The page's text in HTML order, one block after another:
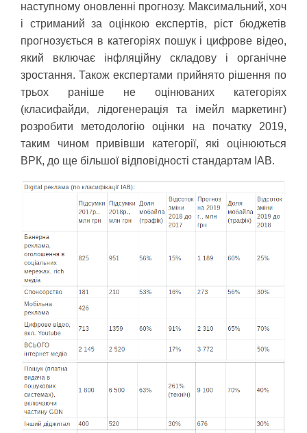
наступному оновленні прогнозу. Максимальний, хоч
і стриманий за оцінкою експертів, ріст бюджетів
прогнозується в категоріях пошук і цифрове відео,
який включає інфляційну складову і органічне
зростання. Також експертами прийнято рішення по
трьох раніше не оцінюваних категоріях
(класифайди, лідогенерація та імейл маркетинг)
розробити методологію оцінки на початку 2019,
таким чином привівши категорії, які оцінюються
ВРК, до ще більшої відповідності стандартам IAB.